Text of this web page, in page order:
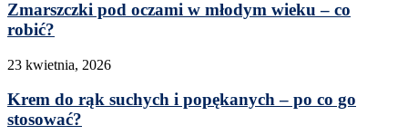
Zmarszczki pod oczami w młodym wieku – co
robić?
23 kwietnia, 2026
Krem do rąk suchych i popękanych – po co go
stosować?